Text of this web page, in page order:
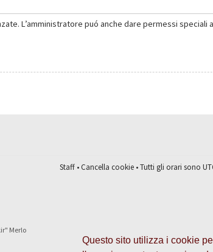
Questo sito utilizza i cookie
L’amministratore puó anche dare permessi speciali
Staff•Cancella cookie• Tutti gli orari sono
Merlo